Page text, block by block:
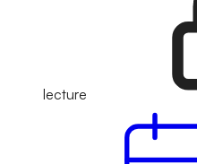
lecture